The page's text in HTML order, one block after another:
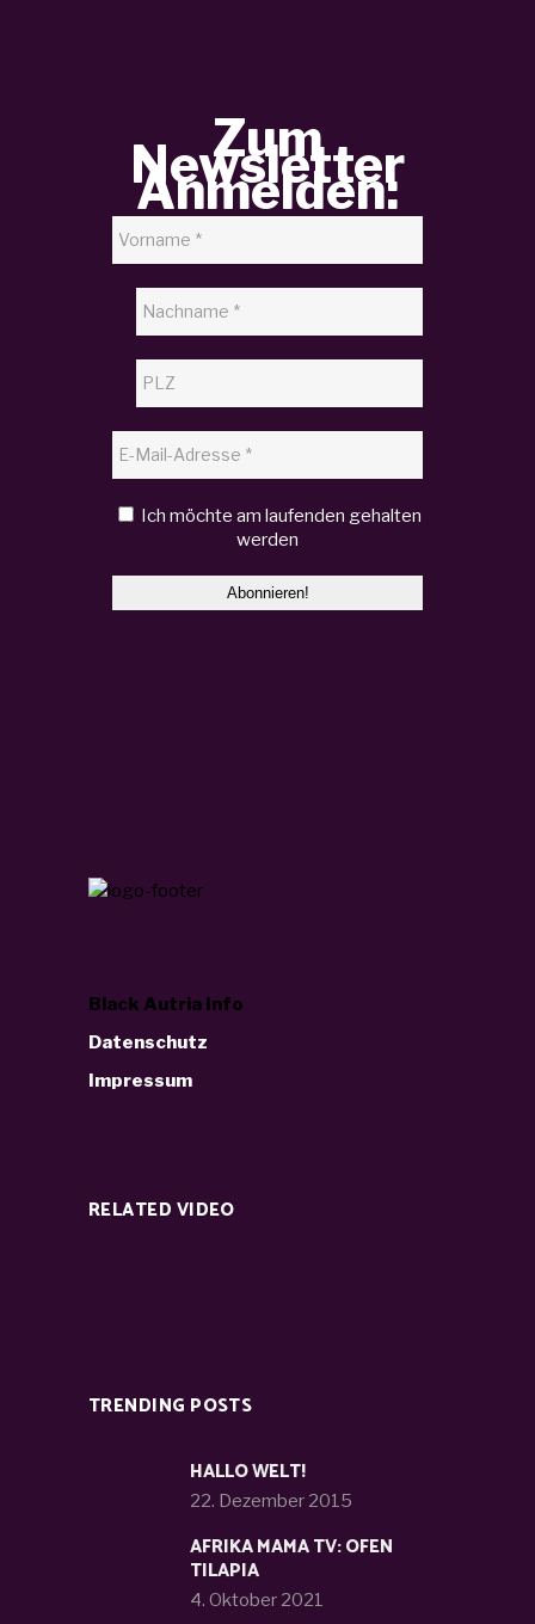
Zum
Newsletter
Anmelden:
Ich möchte am laufenden gehalten
werden
Black Autria Info
Datenschutz
Impressum
RELATED VIDEO
TRENDING POSTS
HALLO WELT!
22. Dezember 2015
AFRIKA MAMA TV: OFEN
TILAPIA
4. Oktober 2021